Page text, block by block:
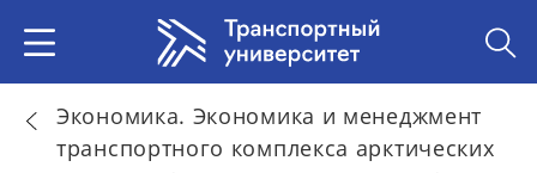
Экономика. Экономика и менеджмент
транспортного комплекса арктических